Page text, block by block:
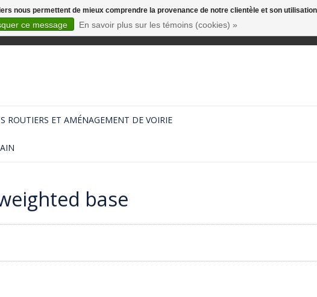
ROUTIERS ET AMÉNAGEMENT DE VOIRIE
base
nous permettent de mieux comprendre la provenance de notre clientèle et son
ce message En savoir plus sur les témoins (cookies) »